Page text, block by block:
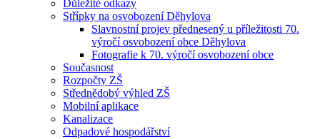
Důležité odkazy
Střípky na osvobození Děhylova
Slavnostní projev přednesený u příležitosti 70.
výročí osvobození obce Děhylova
Fotografie k 70. výročí osvobození obce
Současnost
Rozpočty ZŠ
Střednědobý výhled ZŠ
Mobilní aplikace
Kanalizace
Odpadové hospodářství